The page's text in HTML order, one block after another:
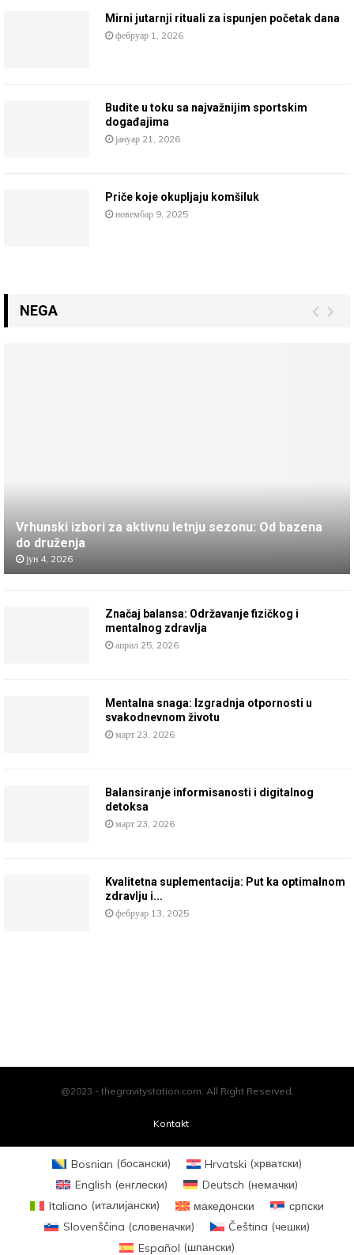
Mirni jutarnji rituali za ispunjen početak dana
фебруар 1, 2026
Budite u toku sa najvažnijim sportskim
događajima
јануар 21, 2026
Priče koje okupljaju komšiluk
новембар 9, 2025
NEGA
Vrhunski izbori za aktivnu letnju sezonu: Od bazena
do druženja
јун 4, 2026
Značaj balansa: Održavanje fizičkog i
mentalnog zdravlja
април 25, 2026
Mentalna snaga: Izgradnja otpornosti u
svakodnevnom životu
март 23, 2026
Balansiranje informisanosti i digitalnog
detoksa
март 23, 2026
Kvalitetna suplementacija: Put ka optimalnom
zdravlju i...
фебруар 13, 2025
@2023 - thegravitystation.com. All Right Reserved.
Kontakt
Bosnian (босански) Hrvatski (хрватски)
English (енглески) Deutsch (немачки)
Italiano (италијански) македонски
српски
Slovenščina (словеначки) Čeština (чешки)
Español (шпански)